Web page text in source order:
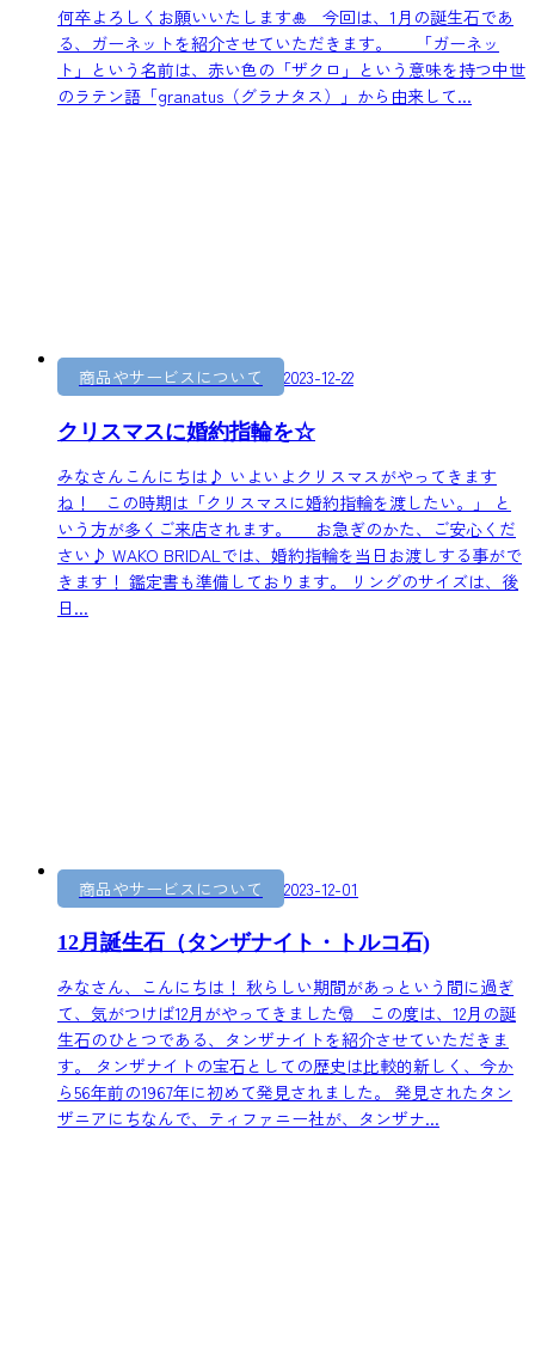
何卒よろしくお願いいたします🎍 今回は、1月の誕生石であ
る、ガーネットを紹介させていただきます。 「ガーネッ
ト」という名前は、赤い色の「ザクロ」という意味を持つ中世
のラテン語「granatus（グラナタス）」から由来して...
商品やサービスについて 2023-12-22
クリスマスに婚約指輪を☆
みなさんこんにちは♪ いよいよクリスマスがやってきます
ね！ この時期は「クリスマスに婚約指輪を渡したい。」 と
いう方が多くご来店されます。 お急ぎのかた、ご安心くだ
さい♪ WAKO BRIDALでは、婚約指輪を当日お渡しする事がで
きます！ 鑑定書も準備しております。 リングのサイズは、後
日...
商品やサービスについて 2023-12-01
12月誕生石（タンザナイト・トルコ石)
みなさん、こんにちは！ 秋らしい期間があっという間に過ぎ
て、気がつけば12月がやってきました🎅 この度は、12月の誕
生石のひとつである、タンザナイトを紹介させていただきま
す。 タンザナイトの宝石としての歴史は比較的新しく、今か
ら56年前の1967年に初めて発見されました。 発見されたタン
ザニアにちなんで、ティファニー社が、タンザナ...